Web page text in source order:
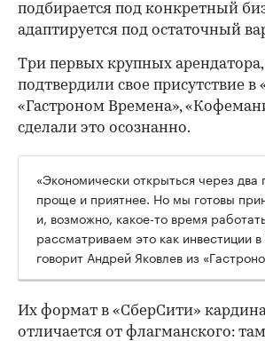
подбирается под конкретный
адаптируется под остаточный
Три первых крупных
подтвердили свое присутствие
«Гастроном Времена»,
сделали это осознанно.
«Экономически открыться через
проще и приятнее. Но мы готовы
и, возможно, какое-то время
рассматриваем это как инвестиции
говорит Андрей Яковлев из
Их формат в «СберСити»
отличается от флагманского: